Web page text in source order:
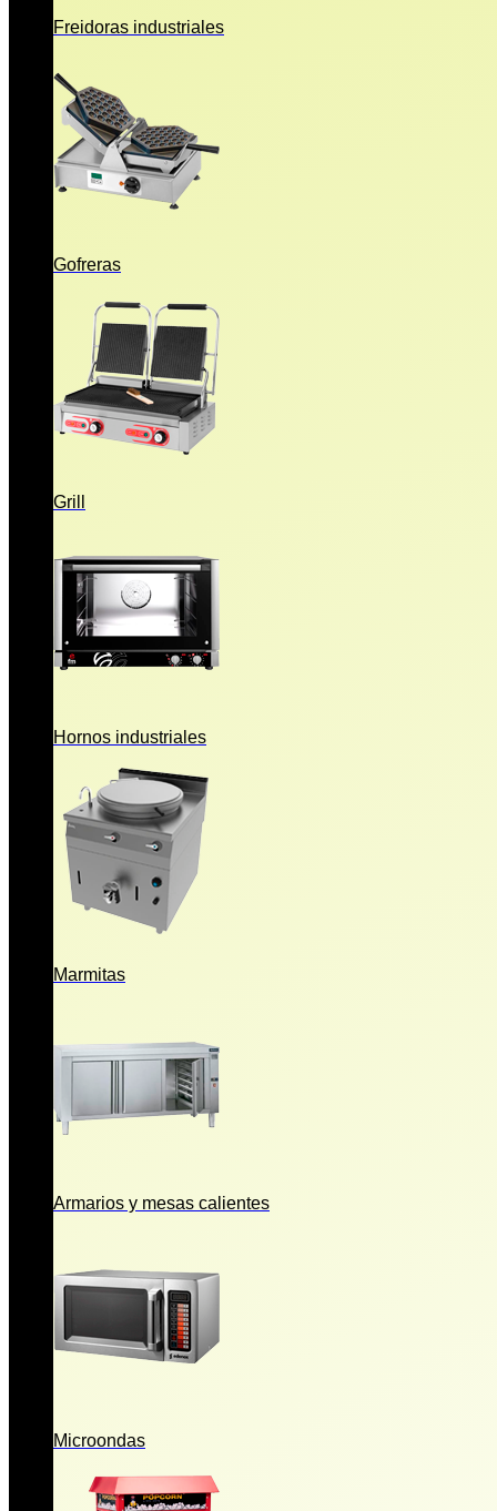
Freidoras industriales
Gofreras
Grill
Hornos industriales
Marmitas
Armarios y mesas calientes
Microondas